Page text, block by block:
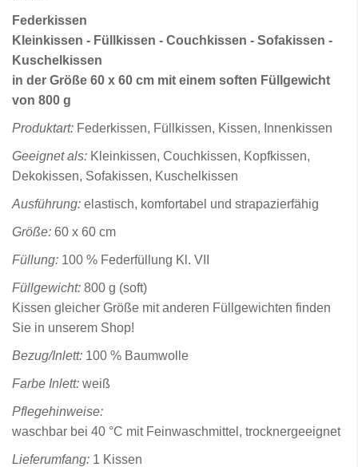
Federkissen
Kleinkissen - Füllkissen - Couchkissen - Sofakissen -
Kuschelkissen
in der Größe 60 x 60 cm mit einem soften Füllgewicht
von 800 g
Produktart: Federkissen, Füllkissen, Kissen, Innenkissen
Geeignet als: Kleinkissen, Couchkissen, Kopfkissen,
Dekokissen, Sofakissen, Kuschelkissen
Ausführung: elastisch, komfortabel und strapazierfähig
Größe: 60 x 60 cm
Füllung: 100 % Federfüllung Kl. VII
Füllgewicht: 800 g (soft)
Kissen gleicher Größe mit anderen Füllgewichten finden
Sie in unserem Shop!
Bezug/Inlett: 100 % Baumwolle
Farbe Inlett: weiß
Pflegehinweise:
waschbar bei 40 °C mit Feinwaschmittel, trocknergeeignet
Lieferumfang: 1 Kissen